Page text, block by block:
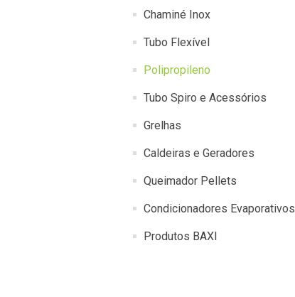
Chaminé Inox
Tubo Flexível
Polipropileno
Tubo Spiro e Acessórios
Grelhas
Caldeiras e Geradores
Queimador Pellets
Condicionadores Evaporativos
Produtos BAXI